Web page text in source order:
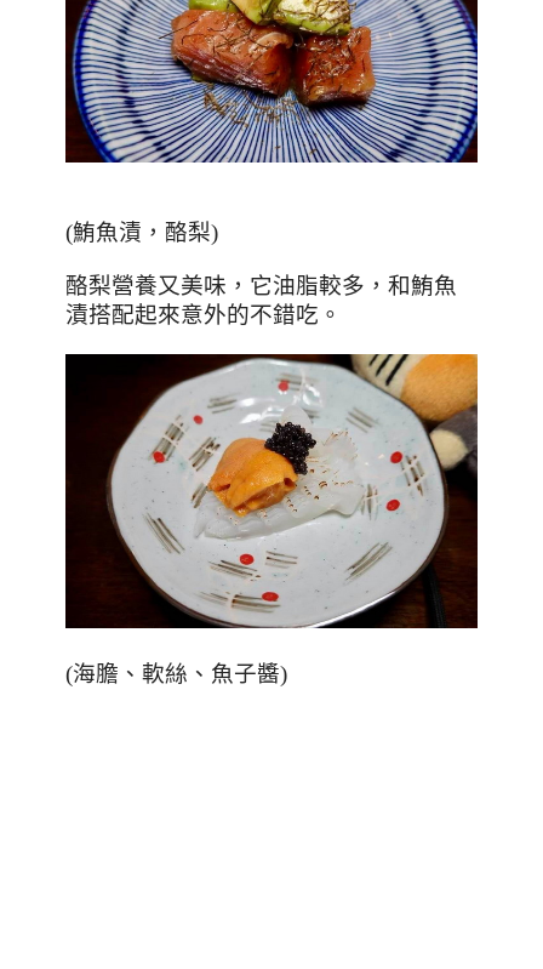
(鮪魚漬，酪梨)
酪梨營養又美味，它油脂較多，和鮪魚
漬搭配起來意外的不錯吃。
(海膽、軟絲、魚子醬)